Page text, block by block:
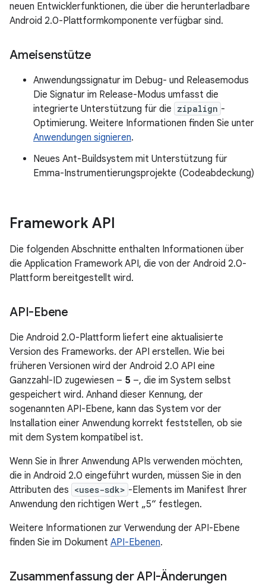
neuen Entwicklerfunktionen, die über die herunterladbare
Android 2.0-Plattformkomponente verfügbar sind.
Ameisenstütze
Anwendungssignatur im Debug- und Releasemodus
Die Signatur im Release-Modus umfasst die
integrierte Unterstützung für die zipalign -
Optimierung. Weitere Informationen finden Sie unter
Anwendungen signieren.
Neues Ant-Buildsystem mit Unterstützung für
Emma-Instrumentierungsprojekte (Codeabdeckung)
Framework API
Die folgenden Abschnitte enthalten Informationen über
die Application Framework API, die von der Android 2.0-
Plattform bereitgestellt wird.
API-Ebene
Die Android 2.0-Plattform liefert eine aktualisierte
Version des Frameworks. der API erstellen. Wie bei
früheren Versionen wird der Android 2.0 API eine
Ganzzahl-ID zugewiesen – 5 –, die im System selbst
gespeichert wird. Anhand dieser Kennung, der
sogenannten API-Ebene, kann das System vor der
Installation einer Anwendung korrekt feststellen, ob sie
mit dem System kompatibel ist.
Wenn Sie in Ihrer Anwendung APIs verwenden möchten,
die in Android 2.0 eingeführt wurden, müssen Sie in den
Attributen des <uses-sdk> -Elements im Manifest Ihrer
Anwendung den richtigen Wert „5“ festlegen.
Weitere Informationen zur Verwendung der API-Ebene
finden Sie im Dokument API-Ebenen.
Zusammenfassung der API-Änderungen